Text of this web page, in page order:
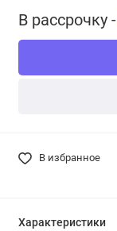
В рассрочку -
В избранное
Характеристики